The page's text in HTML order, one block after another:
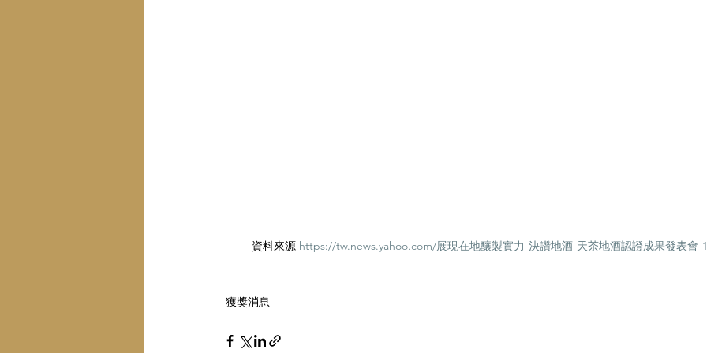
資料來源 https://tw.news.yahoo.com/展現在地釀製實力-決讚地酒-天茶地酒認證成果發表會-
獲獎消息